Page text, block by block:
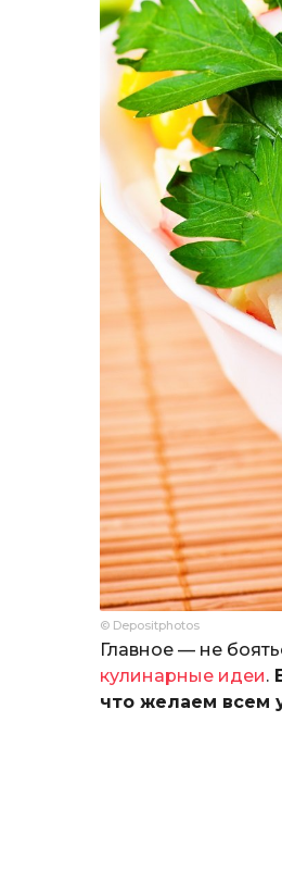
© Depositphotos
Главное — не
кулинарные идеи.
что желаем всем